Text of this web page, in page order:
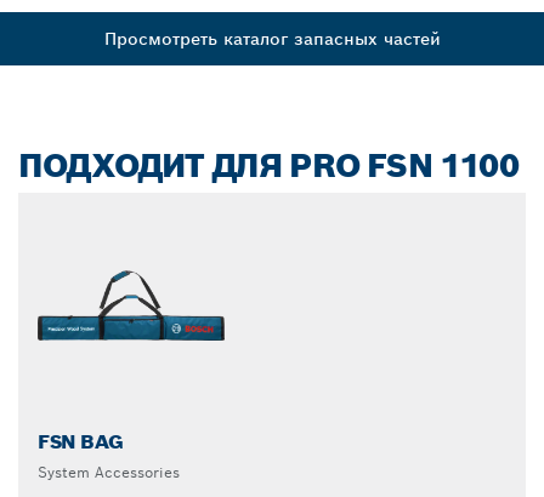
Просмотреть каталог запасных частей
ПОДХОДИТ ДЛЯ PRO FSN 1100
FSN BAG
System Accessories